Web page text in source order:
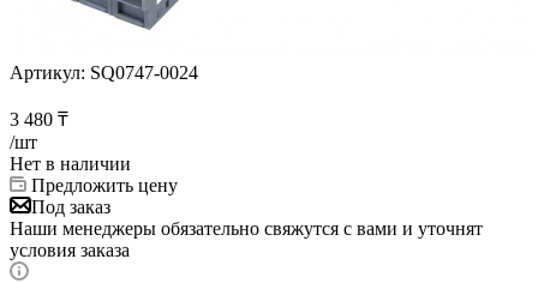
Артикул: SQ0747-0024
3 480 ₸
/шт
Нет в наличии
Предложить цену
Под заказ
Наши менеджеры обязательно свяжутся с вами и уточнят
условия заказа